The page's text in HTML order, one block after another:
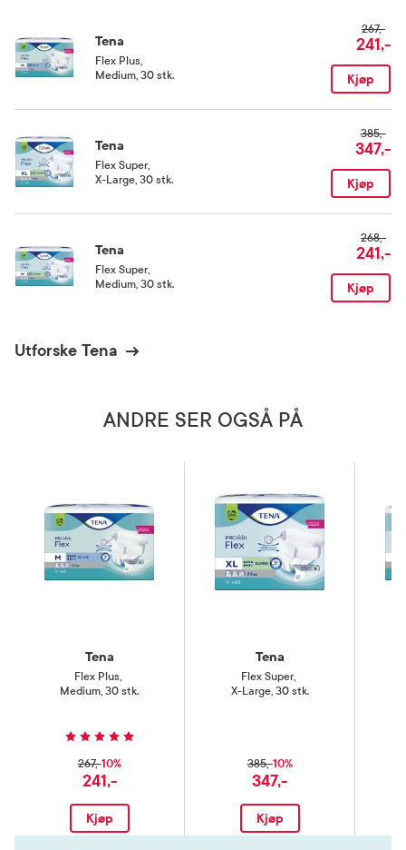
Tena
Flex Plus
Medium, 30 stk.
267,-
241,-
Kjøp
Tena
Flex Super
X-Large, 30 stk.
385,-
347,-
Kjøp
Tena
Flex Super
Medium, 30 stk.
268,-
241,-
Kjøp
Utforske Tena
ANDRE SER OGSÅ PÅ
Tena
Flex Plus,
Medium, 30 stk.
267,-10%
241,-
Kjøp
Tena
Flex Super,
X-Large, 30 stk.
385,-10%
347,-
Kjøp